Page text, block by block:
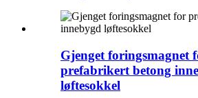
Gjenget foringsmagnet
prefabrikert betong
løftesokkel